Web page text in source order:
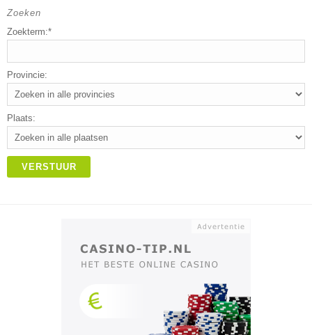
Zoeken
Zoekterm:*
Provincie:
Plaats:
VERSTUUR